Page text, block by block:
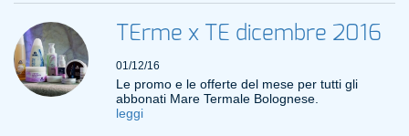
TErme x TE dicembre 2016
01/12/16
Le promo e le offerte del mese per tutti gli
abbonati Mare Termale Bolognese.
leggi